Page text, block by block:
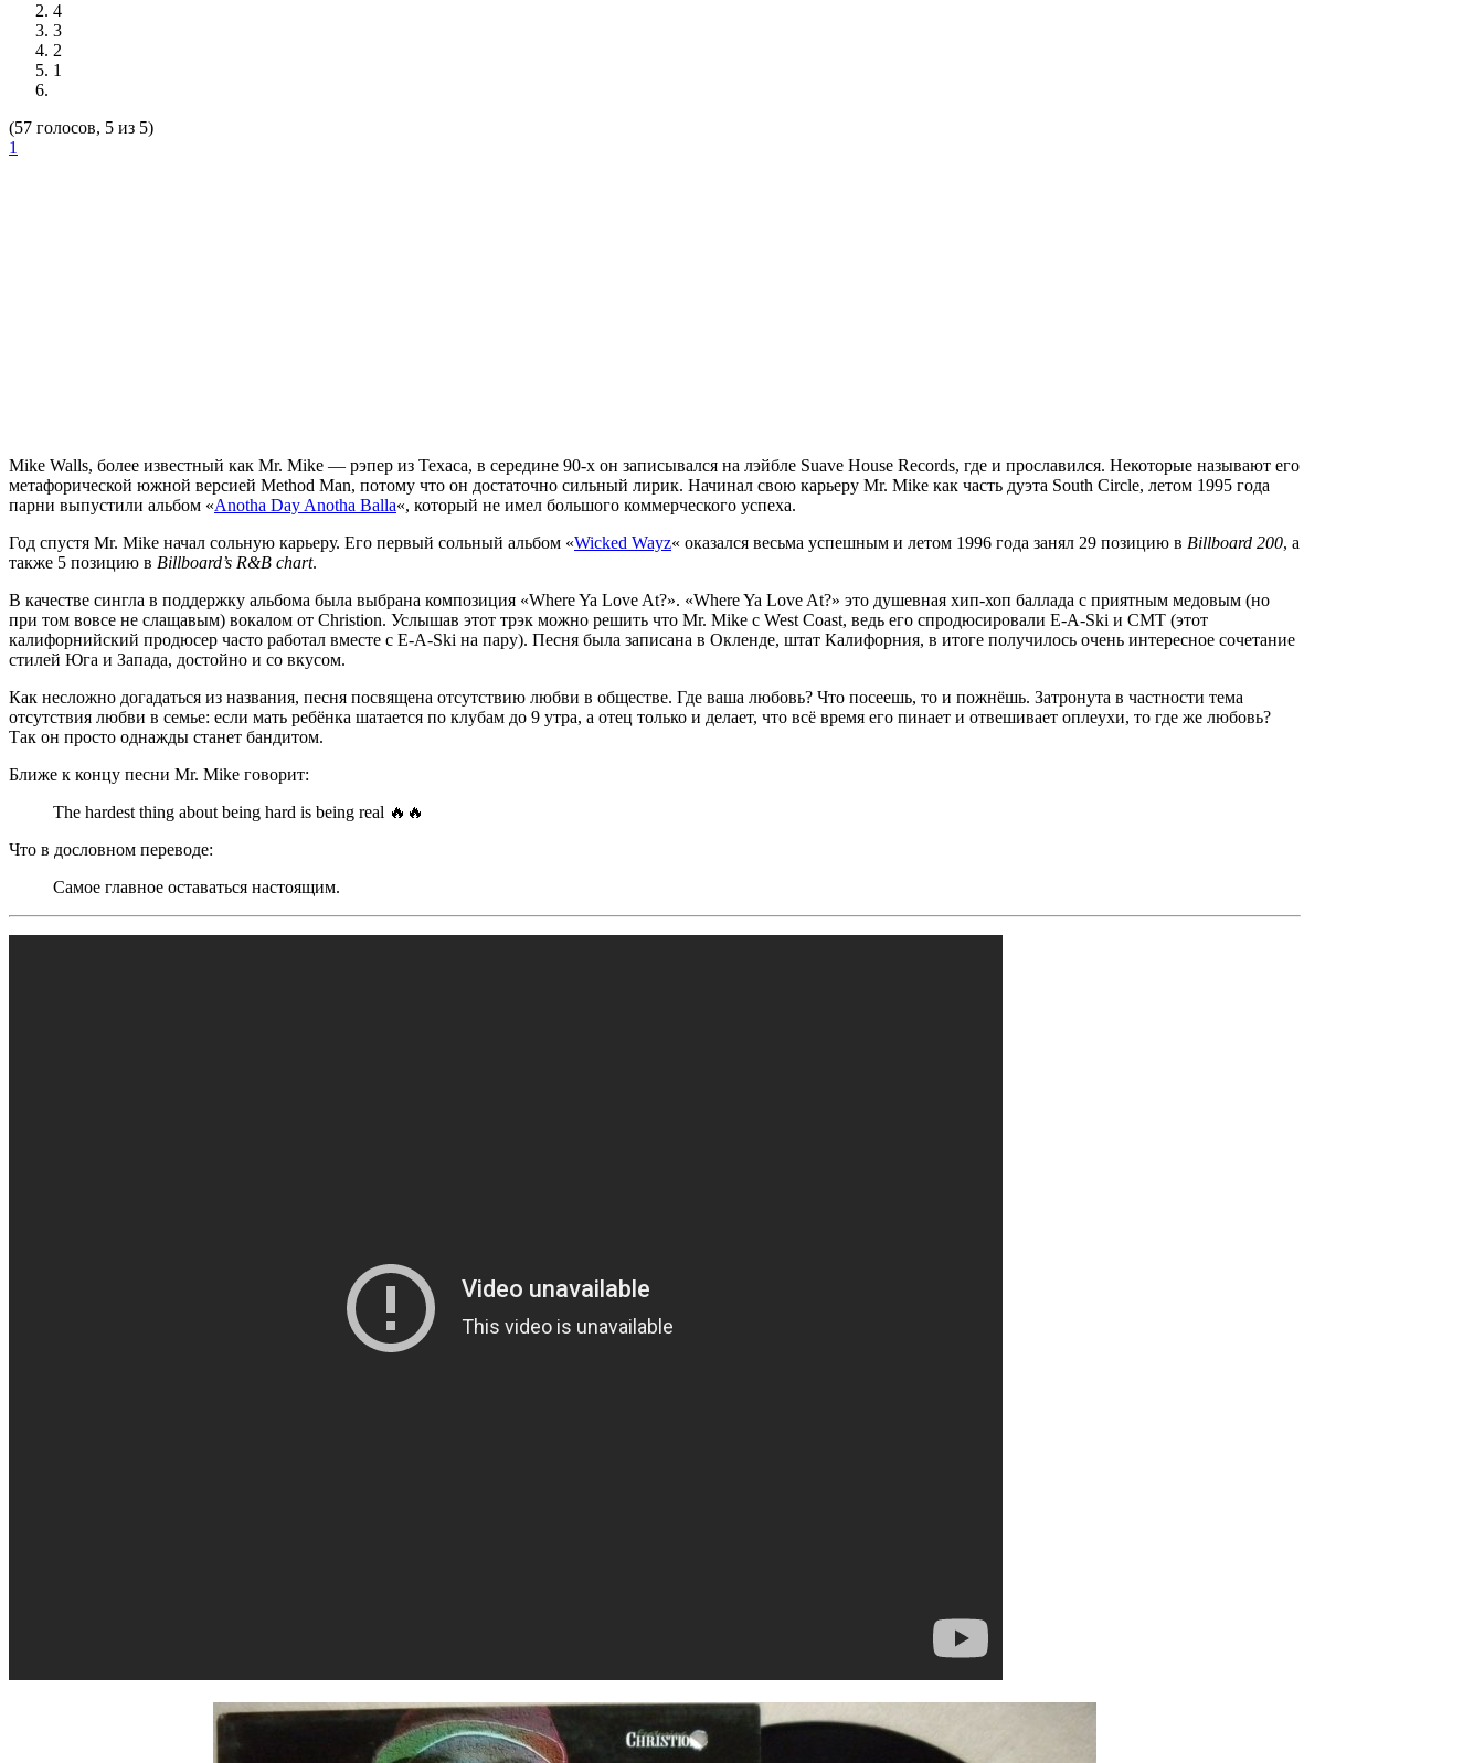
4
3
2
1
(57 голосов, 5 из 5)
1
Mike Walls, более известный как Mr. Mike — рэпер из Техаса, в середине 90-х он записывался на лэйбле Suave House Records, где и прославился. Некоторые называют его
метафорической южной версией Method Man, потому что он достаточно сильный лирик. Начинал свою карьеру Mr. Mike как часть дуэта South Circle, летом 1995 года
парни выпустили альбом «Anotha Day Anotha Balla«, который не имел большого коммерческого успеха.
Год спустя Mr. Mike начал сольную карьеру. Его первый сольный альбом «Wicked Wayz« оказался весьма успешным и летом 1996 года занял 29 позицию в Billboard 200, а
также 5 позицию в Billboard’s R&B chart.
В качестве сингла в поддержку альбома была выбрана композиция «Where Ya Love At?». «Where Ya Love At?» это душевная хип-хоп баллада с приятным медовым (но
при том вовсе не слащавым) вокалом от Christion. Услышав этот трэк можно решить что Mr. Mike с West Coast, ведь его спродюсировали E-A-Ski и CMT (этот
калифорнийский продюсер часто работал вместе с E-A-Ski на пару). Песня была записана в Окленде, штат Калифорния, в итоге получилось очень интересное сочетание
стилей Юга и Запада, достойно и со вкусом.
Как несложно догадаться из названия, песня посвящена отсутствию любви в обществе. Где ваша любовь? Что посеешь, то и пожнёшь. Затронута в частности тема
отсутствия любви в семье: если мать ребёнка шатается по клубам до 9 утра, а отец только и делает, что всё время его пинает и отвешивает оплеухи, то где же любовь?
Так он просто однажды станет бандитом.
Ближе к концу песни Mr. Mike говорит:
The hardest thing about being hard is being real 🔥🔥
Что в дословном переводе:
Самое главное оставаться настоящим.